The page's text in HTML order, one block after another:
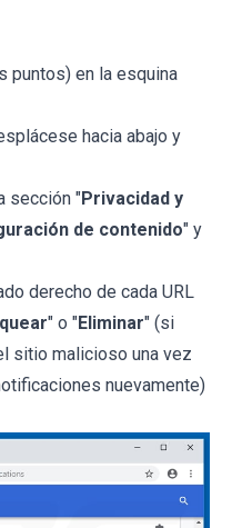
puntos) en la esquina
hacia abajo y
sección "Privacidad y
de contenido" y
derecho de cada URL
" o "Eliminar" (si
sitio malicioso una vez
nuevamente)